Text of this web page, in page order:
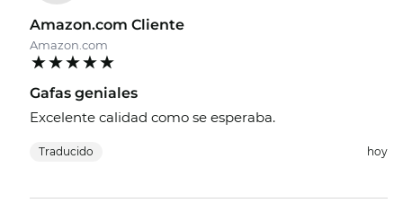
Amazon.com Cliente
Amazon.com
Gafas geniales
Excelente calidad como se esperaba.
Traducido hoy